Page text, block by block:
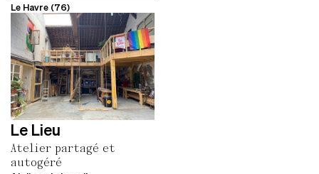
Le Havre (76)
Le Lieu
Atelier partagé et
autogéré